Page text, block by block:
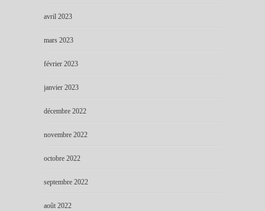
avril 2023
mars 2023
février 2023
janvier 2023
décembre 2022
novembre 2022
octobre 2022
septembre 2022
août 2022